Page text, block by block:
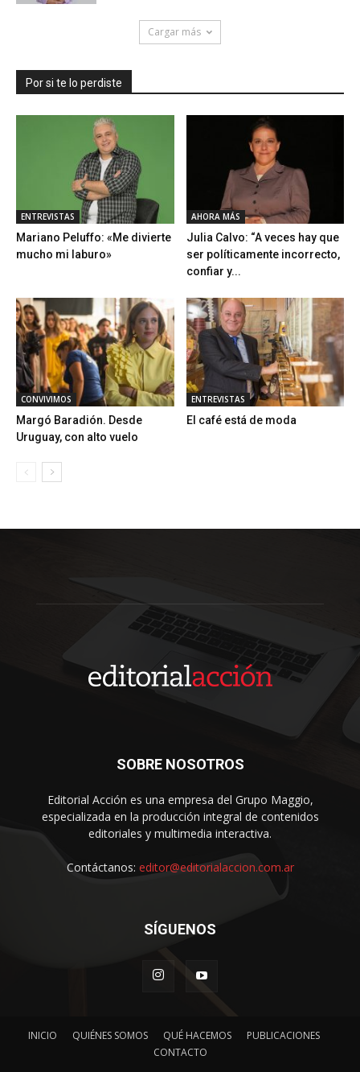
Cargar más
Por si te lo perdiste
ENTREVISTAS
Mariano Peluffo: «Me divierte
mucho mi laburo»
AHORA MÁS
Julia Calvo: “A veces hay que
ser políticamente incorrecto,
confiar y...
CONVIVIMOS
Margó Baradión. Desde
Uruguay, con alto vuelo
ENTREVISTAS
El café está de moda
SOBRE NOSOTROS
Editorial Acción es una empresa del Grupo Maggio,
especializada en la producción integral de contenidos
editoriales y multimedia interactiva.
Contáctanos: editor@editorialaccion.com.ar
SÍGUENOS
INICIO QUIÉNES SOMOS QUÉ HACEMOS
PUBLICACIONES
CONTACTO